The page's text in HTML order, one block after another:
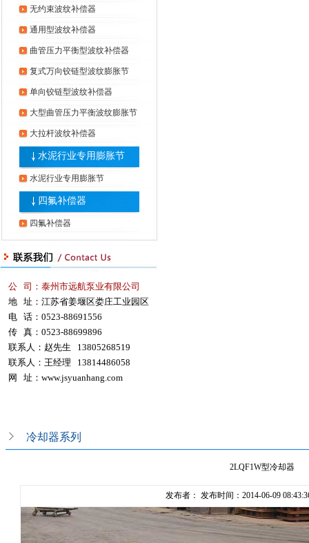
无约束波纹补偿器
通用型波纹补偿器
曲管压力平衡型波纹补偿器
复式万向铰链型波纹膨胀节
单向铰链型波纹补偿器
大型曲管压力平衡波纹膨胀节
大拉杆波纹补偿器
水泥行业专用膨胀节
水泥行业专用膨胀节
四氟补偿器
四氟补偿器
公 司：泰州市远航泵业有限公司
地 址：江苏省姜堰区娄庄工业园区
电 话：0523-88691556
传 真：0523-88699896
联系人：赵先生 13805268519
联系人：王经理 13814486058
网 址： www.jsyuanhang.com
冷却器系列
2LQF1W型冷却器
发布者： 发布时间：2014-06-09